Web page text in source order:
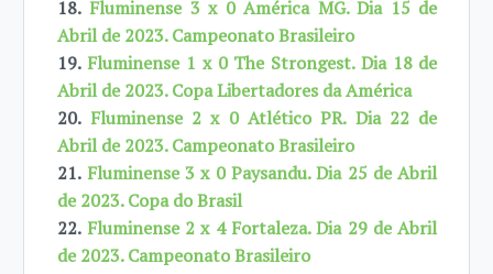
18. Fluminense 3 x 0 América MG. Dia 15 de
Abril de 2023. Campeonato Brasileiro
19. Fluminense 1 x 0 The Strongest. Dia 18 de
Abril de 2023. Copa Libertadores da América
20. Fluminense 2 x 0 Atlético PR. Dia 22 de
Abril de 2023. Campeonato Brasileiro
21. Fluminense 3 x 0 Paysandu. Dia 25 de Abril
de 2023. Copa do Brasil
22. Fluminense 2 x 4 Fortaleza. Dia 29 de Abril
de 2023. Campeonato Brasileiro